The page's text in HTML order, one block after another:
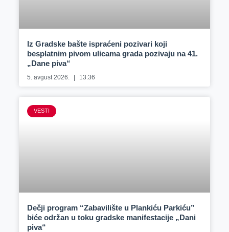
Iz Gradske bašte ispraćeni pozivari koji
besplatnim pivom ulicama grada pozivaju na 41.
„Dane piva“
5. avgust 2026. 13:36
VESTI
Dečji program “Zabavilište u Plankiću Parkiću”
biće održan u toku gradske manifestacije „Dani
piva“